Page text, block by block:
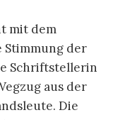
mit dem
Stimmung der
Schriftstellerin
aus der
Die